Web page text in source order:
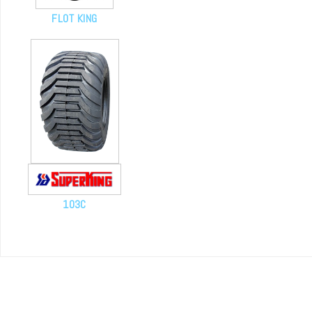
FLOT KING
103C